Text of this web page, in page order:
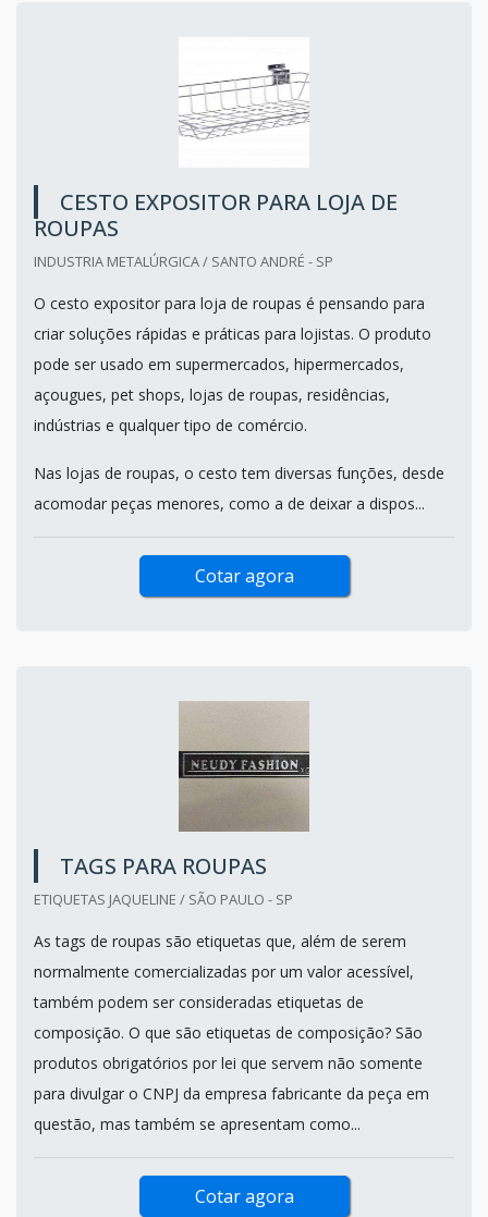
CESTO EXPOSITOR PARA LOJA DE
ROUPAS
INDUSTRIA METALÚRGICA / SANTO ANDRÉ - SP
O cesto expositor para loja de roupas é pensando para
criar soluções rápidas e práticas para lojistas. O produto
pode ser usado em supermercados, hipermercados,
açougues, pet shops, lojas de roupas, residências,
indústrias e qualquer tipo de comércio.
Nas lojas de roupas, o cesto tem diversas funções, desde
acomodar peças menores, como a de deixar a dispos...
Cotar agora
TAGS PARA ROUPAS
ETIQUETAS JAQUELINE / SÃO PAULO - SP
As tags de roupas são etiquetas que, além de serem
normalmente comercializadas por um valor acessível,
também podem ser consideradas etiquetas de
composição. O que são etiquetas de composição? São
produtos obrigatórios por lei que servem não somente
para divulgar o CNPJ da empresa fabricante da peça em
questão, mas também se apresentam como...
Cotar agora